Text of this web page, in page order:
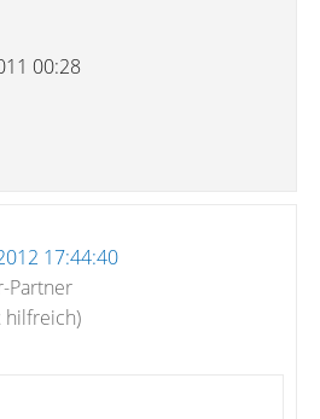
00:28
17:44:40
Partner
hilfreich)